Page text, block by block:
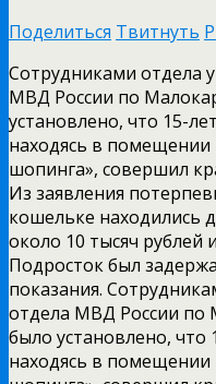
Поделиться Твитнуть
Сотрудниками отдела
МВД России по
установлено, что 15­-
находясь в помещении
шопинга», совершил
Из заявления
кошельке находились
около 10 тысяч рублей
Подросток был
показания.
отдела МВД России по
было установлено,
находясь в помещении